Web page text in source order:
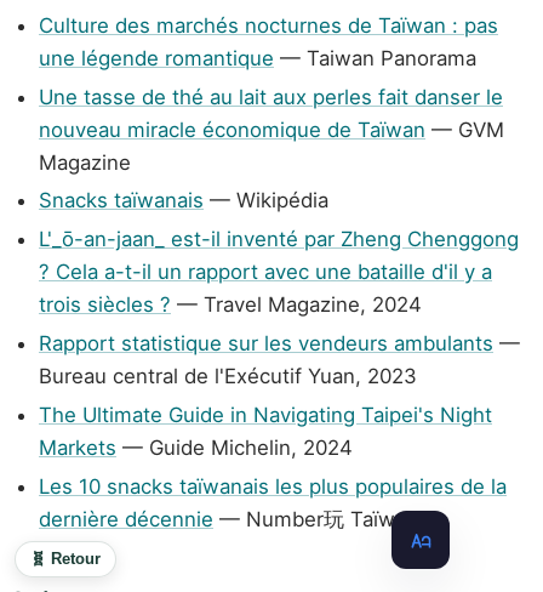
Culture des marchés nocturnes de Taïwan : pas
une légende romantique — Taiwan Panorama
Une tasse de thé au lait aux perles fait danser le
nouveau miracle économique de Taïwan — GVM
Magazine
Snacks taïwanais — Wikipédia
L'_ō-an-jaan_ est-il inventé par Zheng Chenggong
? Cela a-t-il un rapport avec une bataille d'il y a
trois siècles ? — Travel Magazine, 2024
Rapport statistique sur les vendeurs ambulants —
Bureau central de l'Exécutif Yuan, 2023
The Ultimate Guide in Navigating Taipei's Night
Markets — Guide Michelin, 2024
Les 10 snacks taïwanais les plus populaires de la
dernière décennie — Number玩 Taïwan
🧬 Retour